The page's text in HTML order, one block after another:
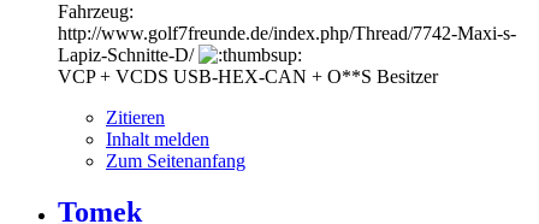
Fahrzeug:
http://www.golf7freunde.de/index.php/Thread/7742-Maxi-s-
Lapiz-Schnitte-D/
VCP + VCDS USB-HEX-CAN + O**S Besitzer
Zitieren
Inhalt melden
Zum Seitenanfang
Tomek